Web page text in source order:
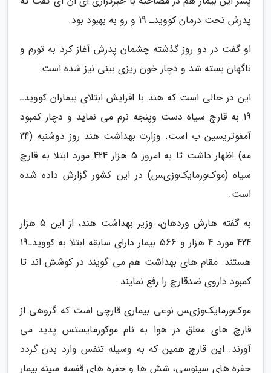
پدرش تحت درمان کوویدـ 19 و رو به بهبود بود.
او گفت در دو روز گذشته چشمان پدرش آغاز کرد به تورم و
ناگهان بسته شد و دچار خون ریزی بینی نیز شده است.
این در حالی است که هند با افزایش ابتلای بیماران کوویدـ
19 به قارچ سیاه دست وپنجه نرم می نماید و دچار کمبود
آمفوتریسین ب است. وزارت بهداشت هند روز دوشنبه (24
مه) اظهار داشت تا به امروز 5 هزار 424 مورد ابتلا به قارچ
سیاه (ﻣﻮکﻮﺭﻣﺎیکﻮﺯیﺲ) در این کشور گزارش داده شده
است.
به گفته هارش وردهان، وزیر بهداشت هند، از این 5 هزار
424 مورد 4 هزار و 566 بیمار دارای سابقه ابتلا به کوویدـ19
هستند. مقام های بهداشت هم می گویند در کوشش اند تا
کمبود داروی ضدقارچ را رفع نمایند.
ﻣﻮکﻮﺭﻣﺎیکﻮﺯیﺲ نوعی بیماری قارچی است که گروهی از
قارچ های معلق در هوا به نام موکورمایستس پدید می
آورند. این قارچ همین که به وسیله تنفس وارد بدن گردد
حفره های سینوسی، شش ها و حفره های قفسه سینه بیمار